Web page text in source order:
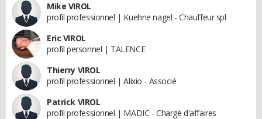
Mike VIROL
profil professionnel | Kuehne nagel - Chauffeur spl
Eric VIROL
profil personnel | TALENCE
Thierry VIROL
profil professionnel | Alixio - Associé
Patrick VIROL
profil professionnel | MADIC - Chargé d'affaires